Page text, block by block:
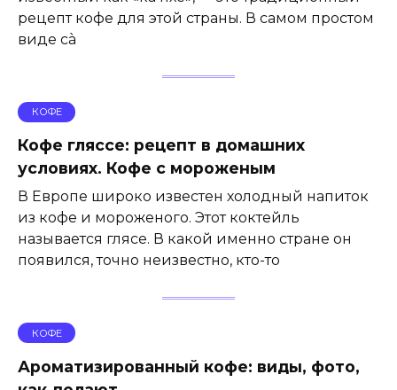
рецепт кофе для этой страны. В самом простом
виде cà
КОФЕ
Кофе гляссе: рецепт в домашних
условиях. Кофе с мороженым
В Европе широко известен холодный напиток
из кофе и мороженого. Этот коктейль
называется глясе. В какой именно стране он
появился, точно неизвестно, кто-то
КОФЕ
Ароматизированный кофе: виды, фото,